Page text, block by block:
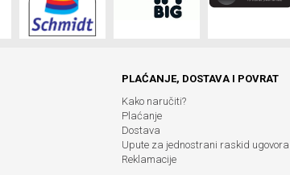
PLAĆANJE, DOSTAVA I POVRAT
Kako naručiti?
Plaćanje
Dostava
Upute za jednostrani raskid ugovora
Reklamacije